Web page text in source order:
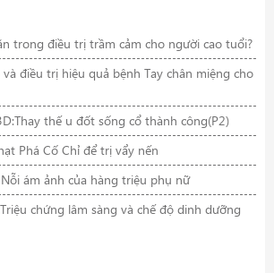
trong điều trị trầm cảm cho người cao tuổi?
điều trị hiệu quả bệnh Tay chân miệng cho
thế u đốt sống cổ thành công(P2)
Phá Cố Chỉ để trị vẩy nến
ám ảnh của hàng triệu phụ nữ
chứng lâm sàng và chế độ dinh dưỡng